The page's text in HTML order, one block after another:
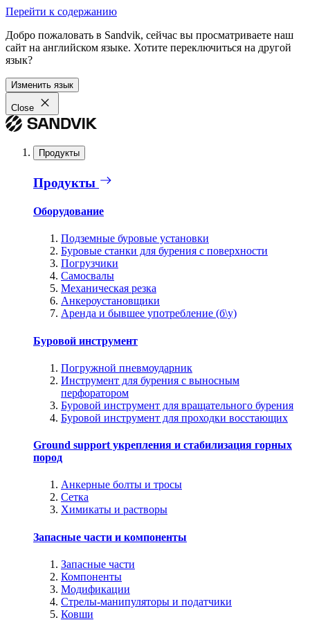
Перейти к содержанию
Добро пожаловать в Sandvik, сейчас вы просматриваете наш
сайт на английском языке. Хотите переключиться на другой
язык?
Изменить язык
Close
Продукты
Продукты
Оборудование
Подземные буровые установки
Буровые станки для бурения с поверхности
Погрузчики
Самосвалы
Механическая резка
Анкероустановщики
Аренда и бывшее употребление (б\у)
Буровой инструмент
Погружной пневмоударник
Инструмент для бурения с выносным
перфоратором
Буровой инструмент для вращательного бурения
Буровой инструмент для проходки восстающих
Ground support укрепления и стабилизация горных
пород
Анкерные болты и тросы
Сетка
Химикаты и растворы
Запасные части и компоненты
Запасные части
Компоненты
Модификации
Стрелы-манипуляторы и податчики
Ковши